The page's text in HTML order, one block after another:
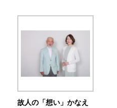
故人の「想い」かなえ